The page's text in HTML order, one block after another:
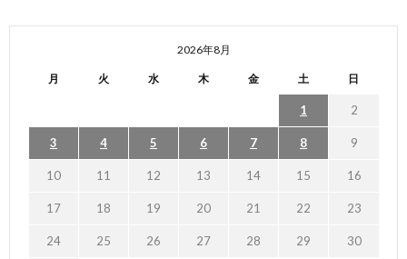
2026年8月
月 火 水 木 金 土 日
1 2
3 4 5 6 7 8 9
10 11 12 13 14 15 16
17 18 19 20 21 22 23
24 25 26 27 28 29 30